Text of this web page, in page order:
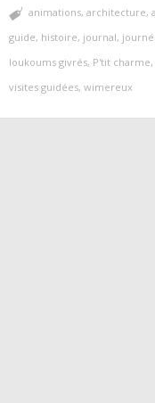
animations, architecture,
guide, histoire, journal,
loukoums givrés, P'tit charme,
visites guidées, wimereux